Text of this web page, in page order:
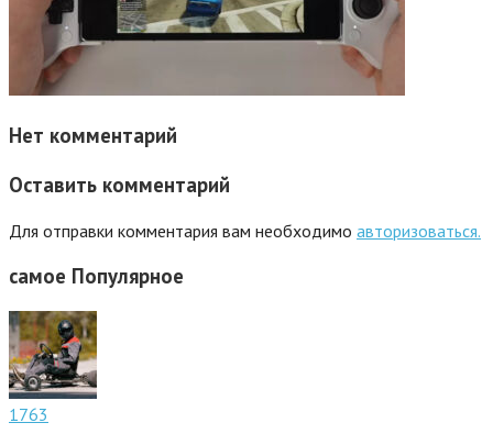
Нет комментарий
Оставить комментарий
Для отправки комментария вам необходимо авторизоваться.
самое Популярное
1763